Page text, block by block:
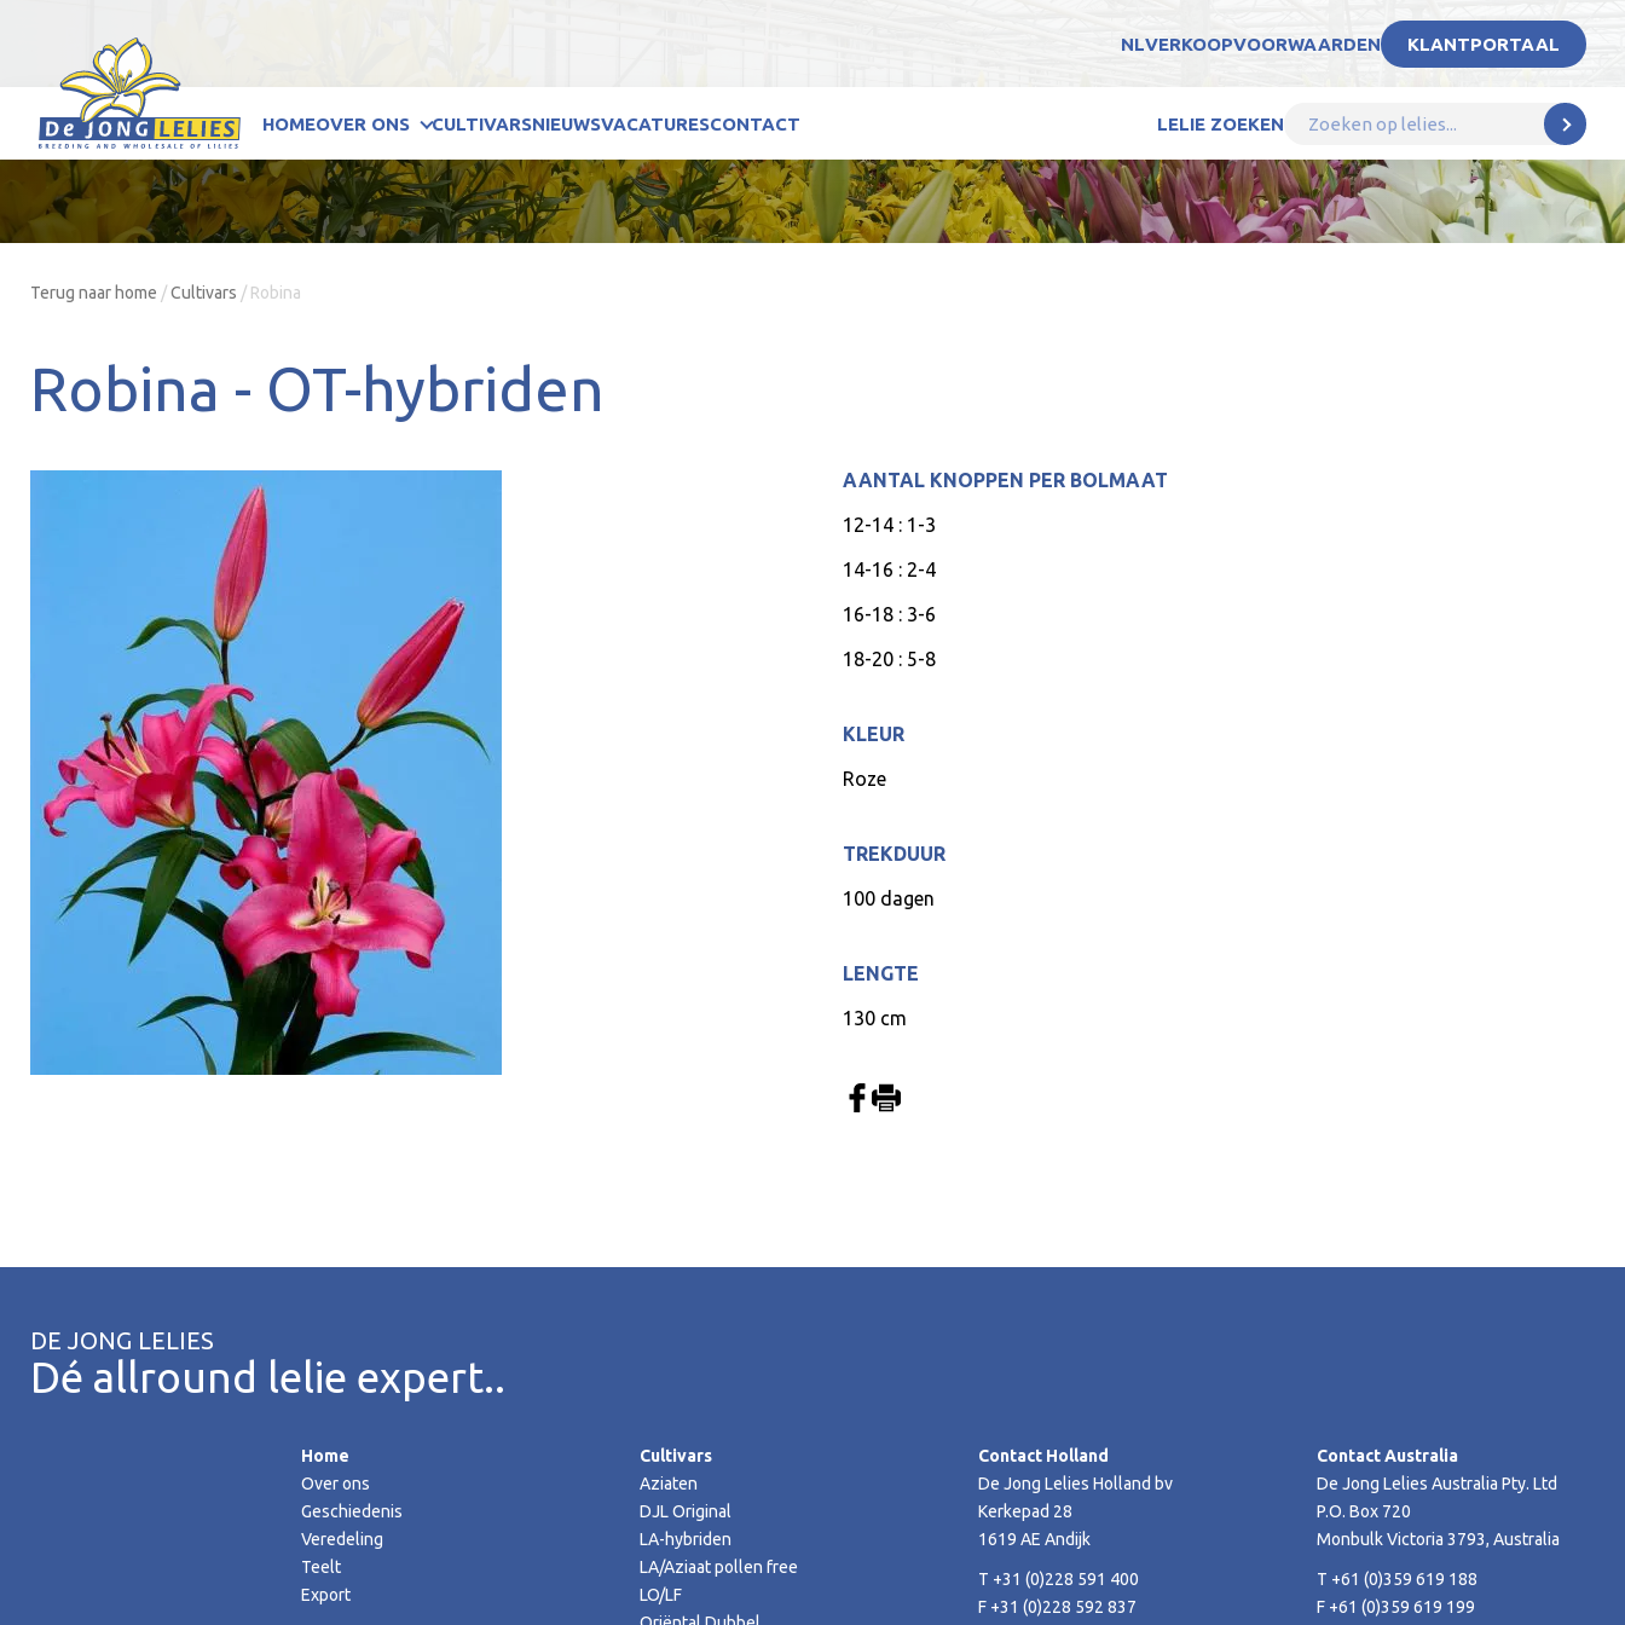
NLVERKOOPVOORWAARDEN KLANTPORTAAL
HOMEOVER ONS CULTIVARSNIEUWSVACATURESCONTACT LELIE ZOEKEN
Terug naar home /Cultivars / Robina
Robina - OT-hybriden
AANTAL KNOPPEN PER BOLMAAT
12-14 : 1-3
14-16 : 2-4
16-18 : 3-6
18-20 : 5-8
KLEUR
Roze
TREKDUUR
100 dagen
LENGTE
130 cm
DE JONG LELIES
Dé allround lelie expert..
Home
Over ons
Geschiedenis
Veredeling
Teelt
Export
Cultivars
Aziaten
DJL Original
LA-hybriden
LA/Aziaat pollen free
LO/LF
Contact Holland
De Jong Lelies Holland bv
Kerkepad 28
1619 AE Andijk
T +31 (0)228 591 400
F +31 (0)228 592 837
Contact Australia
De Jong Lelies Australia Pty. Ltd
P.O. Box 720
Monbulk Victoria 3793, Australia
T +61 (0)359 619 188
F +61 (0)359 619 199